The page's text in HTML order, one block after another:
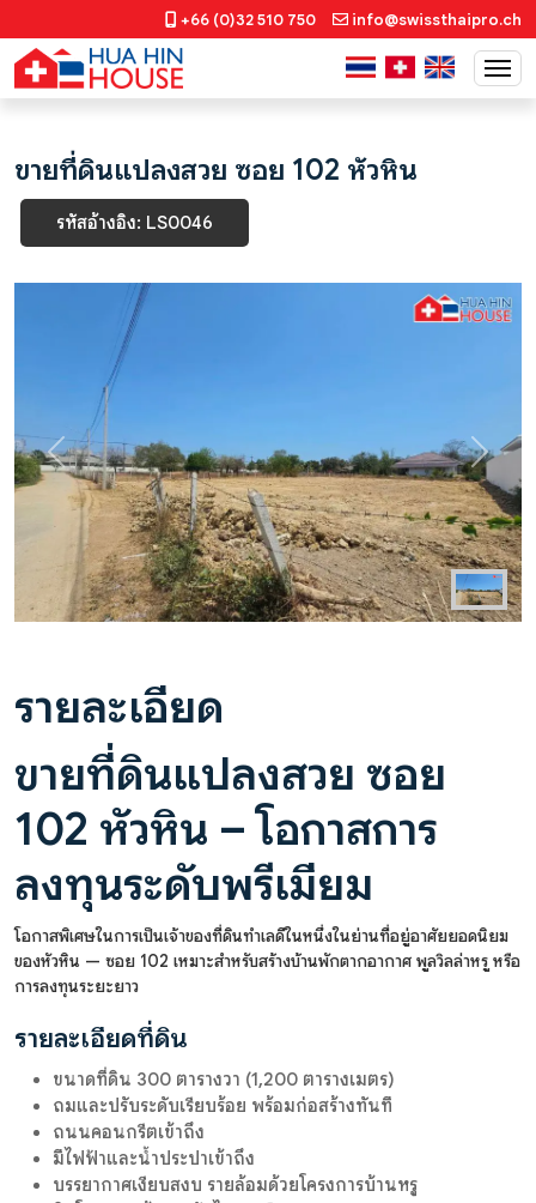
+66 (0)32 510 750 info@swissthaipro.ch
ขายที่ดินแปลงสวย ซอย 102 หัวหิน
รหัสอ้างอิง: LS0046
Previous Next
รายละเอียด
ขายที่ดินแปลงสวย ซอย
102 หัวหิน – โอกาสการ
ลงทุนระดับพรีเมียม
โอกาสพิเศษในการเป็นเจ้าของที่ดินทำเลดีในหนึ่งในย่านที่อยู่อาศัยยอดนิยม
ของหัวหิน — ซอย 102 เหมาะสำหรับสร้างบ้านพักตากอากาศ พูลวิลล่าหรู หรือ
การลงทุนระยะยาว
รายละเอียดที่ดิน
ขนาดที่ดิน 300 ตารางวา (1,200 ตารางเมตร)
ถมและปรับระดับเรียบร้อย พร้อมก่อสร้างทันที
ถนนคอนกรีตเข้าถึง
มีไฟฟ้าและน้ำประปาเข้าถึง
บรรยากาศเงียบสงบ รายล้อมด้วยโครงการบ้านหรู